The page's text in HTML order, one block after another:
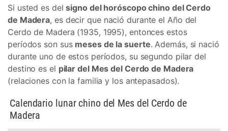
Si usted es delsigno del horóscopo chino del Cerdo
de Madera, es decir que nació durante el Año del
Cerdo de Madera (1935, 1995), entonces estos
períodos son sus meses de la suerte. Además, si nació
durante uno de estos períodos, su segundo pilar del
destino es el pilar del Mes del Cerdo de Madera
(relaciones con la familia y los antepasados).
Calendario lunar chino del Mes del Cerdo de
Madera